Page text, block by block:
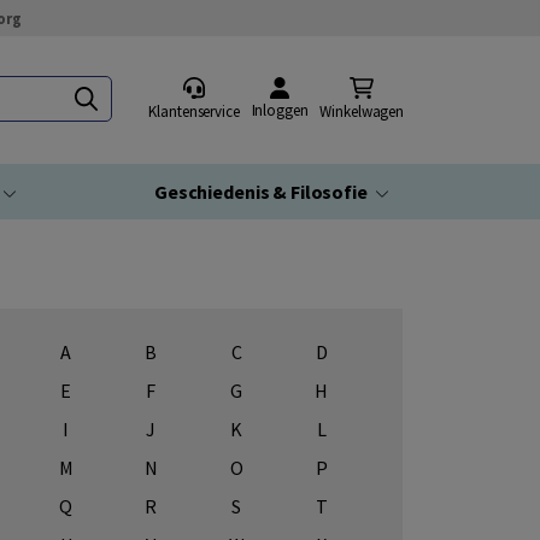
Klantenservice Inloggen Winkelwagen
Geschiedenis & Filosofie
A B C
D
E
F G
H
I
J K
L
M
N O
P
Q
R S
T